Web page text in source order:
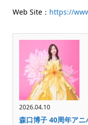
Web Site： https://
2026.04.10
森口博子 40周年ア